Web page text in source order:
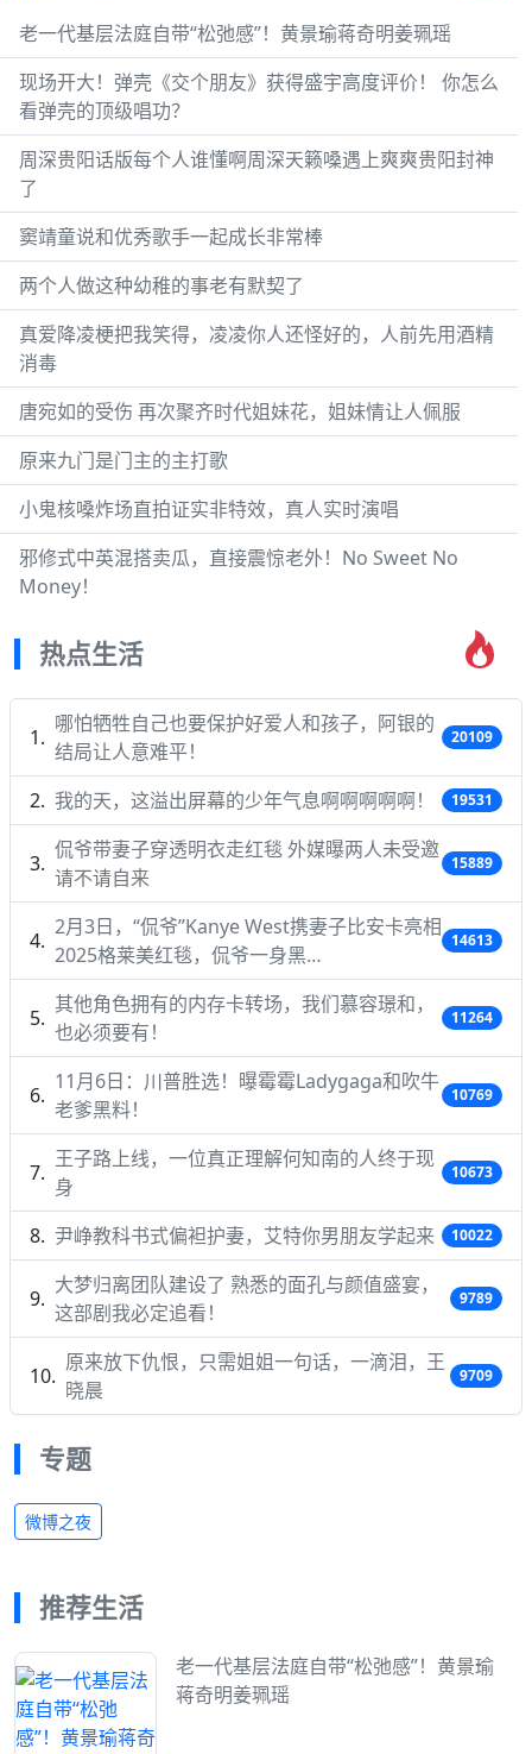
老一代基层法庭自带“松弛感”！黄景瑜蒋奇明姜珮瑶
现场开大！弹壳《交个朋友》获得盛宇高度评价！ 你怎么
看弹壳的顶级唱功？
周深贵阳话版每个人谁懂啊周深天籁嗓遇上爽爽贵阳封神
了
窦靖童说和优秀歌手一起成长非常棒
两个人做这种幼稚的事老有默契了
真爱降凌梗把我笑得，凌凌你人还怪好的，人前先用酒精
消毒
唐宛如的受伤 再次聚齐时代姐妹花，姐妹情让人佩服
原来九门是门主的主打歌
小鬼核嗓炸场直拍证实非特效，真人实时演唱
邪修式中英混搭卖瓜，直接震惊老外！No Sweet No
Money！
热点生活
哪怕牺牲自己也要保护好爱人和孩子，阿银的
结局让人意难平！
20109
我的天，这溢出屏幕的少年气息啊啊啊啊啊！ 19531
侃爷带妻子穿透明衣走红毯 外媒曝两人未受邀
请不请自来
15889
2月3日，“侃爷”Kanye West携妻子比安卡亮相
2025格莱美红毯，侃爷一身黑…
14613
其他角色拥有的内存卡转场，我们慕容璟和，
也必须要有！
11264
11月6日：川普胜选！曝霉霉Ladygaga和吹牛
老爹黑料！
10769
王子路上线，一位真正理解何知南的人终于现
身
10673
尹峥教科书式偏袒护妻，艾特你男朋友学起来 10022
大梦归离团队建设了 熟悉的面孔与颜值盛宴，
这部剧我必定追看！
9789
原来放下仇恨，只需姐姐一句话，一滴泪，王
晓晨
9709
专题
微博之夜
推荐生活
老一代基层法庭自带“松弛感”！黄景瑜
蒋奇明姜珮瑶